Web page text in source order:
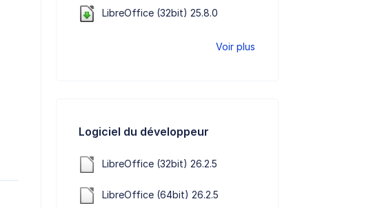
LibreOffice (32bit) 25.8.0
Voir plus
Logiciel du développeur
LibreOffice (32bit) 26.2.5
LibreOffice (64bit) 26.2.5